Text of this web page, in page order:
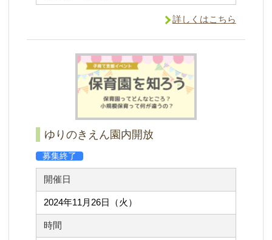
詳しくはこちら
ゆりのきえん園内開放
募集終了
開催日
2024年11月26日（火）
時間